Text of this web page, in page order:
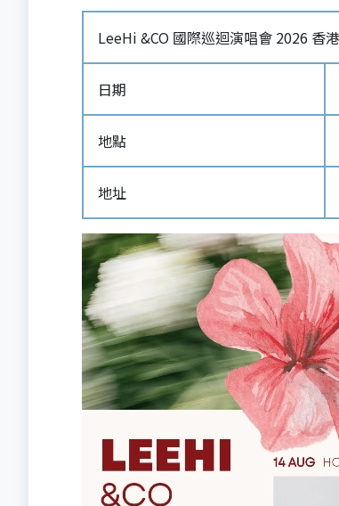
LeeHi &CO 國際巡迴演唱會 2026 香
日期
地點
地址